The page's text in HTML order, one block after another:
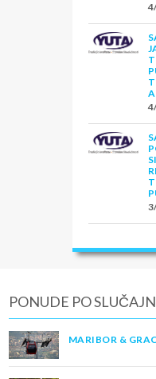
PONUDE PO
MARIBOR &